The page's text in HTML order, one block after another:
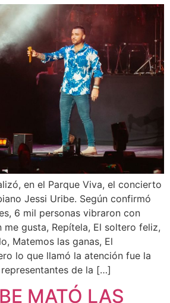
en el Parque Viva, el concierto
Jessi Uribe. Según confirmó
6 mil personas vibraron con
gusta, Repítela, El soltero feliz,
Matemos las ganas, El
lo que llamó la atención fue la
de la […]
MATÓ LAS